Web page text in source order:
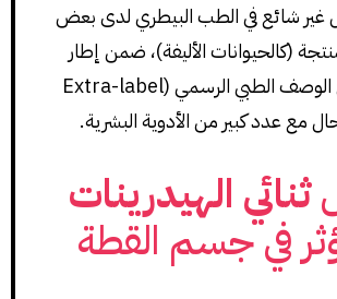
شائع في الطب البيطري لدى بعض
(كالحيوانات الأليفة)، ضمن إطار
الاستخدام خارج الوصف الطبي الرسمي (Extra-label
ثنائي الهيدرينات
في جسم القطة